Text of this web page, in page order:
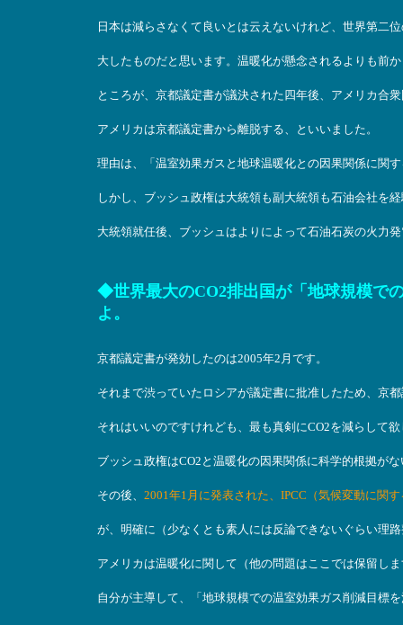
日本は減らさなくて良いとは云えないけれど、世界第二
大したものだと思います。温暖化が懸念されるよりも前
ところが、京都議定書が議決された四年後、アメリカ合
アメリカは京都議定書から離脱する、といいました。
理由は、「温室効果ガスと地球温暖化との因果関係に関
しかし、ブッシュ政権は大統領も副大統領も石油会社を
大統領就任後、ブッシュはよりによって石油石炭の火力
◆世界最大のCO2排出国が「地球規模で
よ。
京都議定書が発効したのは2005年2月です。
それまで渋っていたロシアが議定書に批准したため、京
それはいいのですけれども、最も真剣にCO2を減らして
ブッシュ政権はCO2と温暖化の因果関係に科学的根拠が
その後、 2001年1月に発表された、IPCC（気候変動に関
が、明確に（少なくとも素人には反論できないぐらい理
アメリカは温暖化に関して（他の問題はここでは保留し
自分が主導して、「地球規模での温室効果ガス削減目標